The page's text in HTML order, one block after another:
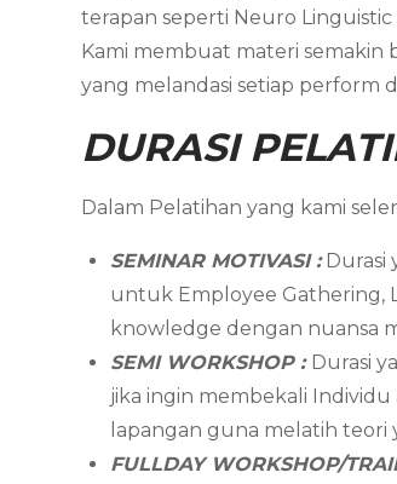
terapan seperti Neuro
Kami membuat materi semakin
yang melandasi setiap perform
DURASI
Dalam Pelatihan yang kami
SEMINAR MOTIVASI :Durasi
untuk Employee Gathering,
knowledge dengan nuansa
SEMI WORKSHOP : Durasi
jika ingin membekali
lapangan guna melatih teori
FULLDAY WORKSHOP/